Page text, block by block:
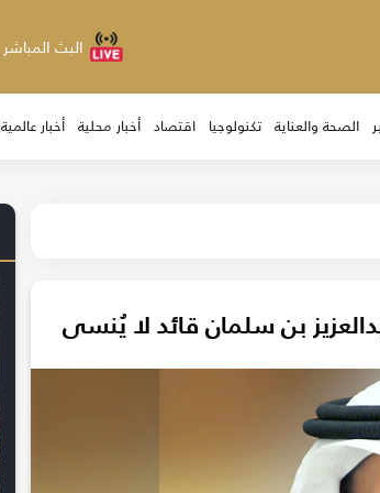
البث المباشر
الصحة والعناية تكنولوجيا اقتصاد أخبار محلية أخبار عالمية
بن سلمان قائد لا يُنسى